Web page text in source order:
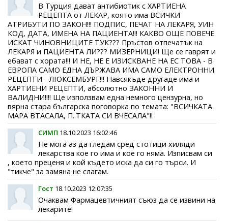
В Турция дават антибиотик с ХАРТИЕНА
РЕЦЕПТА от ЛЕКАР, която има ВСИЧКИ
АТРИБУТИ ПО ЗАКОН!!! ПОДПИС, ПЕЧАТ НА ЛЕКАРЯ, УИН
КОД, ДАТА, ИМЕНА НА ПАЦИЕНТА!!! КАКВО ОЩЕ ПОВЕЧЕ
ИСКАТ ЧИНОВНИЦИТЕ ТУК??? Пръстов отпечатък на
ЛЕКАРЯ и ПАЦИЕНТА ЛИ??? МИЗЕРНИЦИ! Ще се гаврят и
ебават с хората!!! И НЕ, НЕ Е ИЗИСКВАНЕ НА ЕС ТОВА - В
ЕВРОПА САМО ЕДНА ДЪРЖАВА ИМА САМО ЕЛЕКТРОННИ
РЕЦЕПТИ - ЛЮКСЕМБУРГ!!! Навсякъде другаде има и
ХАРТИЕНИ РЕЦЕПТИ, абсолютно ЗАКОННИ И
ВАЛИДНИ!!!! Ще използвам една немного цензурна, но
вярна стара българска поговорка по темата: "ВСИЧКАТА
МАРА ВТАСАЛА, П..ТКАТА СИ ВЧЕСАЛА"!!
СИМП 18.10.2023 16:02:46
Не мога аз да гледам сред стотици хиляди
лекарства кое го има и кое го няма. Изписвам си
, което преценя и кой където иска да си го търси. И
"тикче" за замяна не слагам.
Гост 18.10.2023 12:07:35
Очаквам Фармацевтичният съюз да се извини на
лекарите!